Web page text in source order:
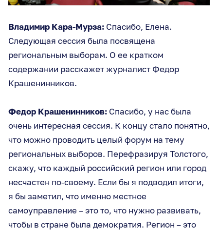
Владимир Кара-Мурза: Спасибо, Елена.
Следующая сессия была посвящена
региональным выборам. О ее кратком
содержании расскажет журналист Федор
Крашенинников.
Федор Крашенинников: Спасибо, у нас была
очень интересная сессия. К концу стало понятно,
что можно проводить целый форум на тему
региональных выборов. Перефразируя Толстого,
скажу, что каждый российский регион или город
несчастен по-своему. Если бы я подводил итоги,
я бы заметил, что именно местное
самоуправление – это то, что нужно развивать,
чтобы в стране была демократия. Регион – это